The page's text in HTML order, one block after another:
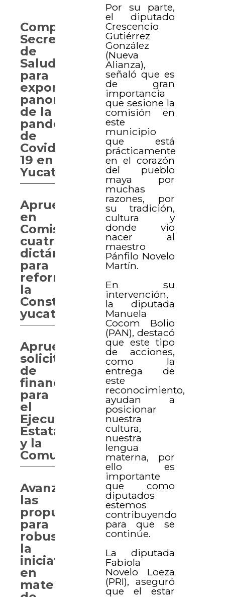
Por su parte,
el diputado
Crescencio
Gutiérrez
González
(Nueva
Alianza),
señaló que es
de gran
importancia
que sesione la
comisión en
este
municipio
que está
prácticamente
en el corazón
del pueblo
maya por
muchas
razones, por
su tradición,
cultura y
donde vio
nacer al
maestro
Pánfilo Novelo
Martín.
En su
intervención,
la diputada
Manuela
Cocom Bolio
(PAN), destacó
que este tipo
de acciones,
como la
entrega de
este
reconocimiento,
ayudan a
posicionar
nuestra
cultura,
nuestra
lengua
materna, por
ello es
importante
que como
diputados
estemos
contribuyendo
para que se
continúe.
La diputada
Fabiola
Novelo Loeza
(PRI), aseguró
que el estar
Comparece
Secretario
de
Salud
para
exponer
panorama
de la
pandemia
de
Covid-
19 en
Yucatán
Aprueban
en
Comisión
cuatro
dictámenes
para
reformar
la
Constitución
yucateca
Aprueban
solicitudes
de
financiamientos
para
el
Ejecutivo
Estatal
y la
Comuna
Avanzan
las
propuestas
para
robustecer
la
iniciativa
en
materia